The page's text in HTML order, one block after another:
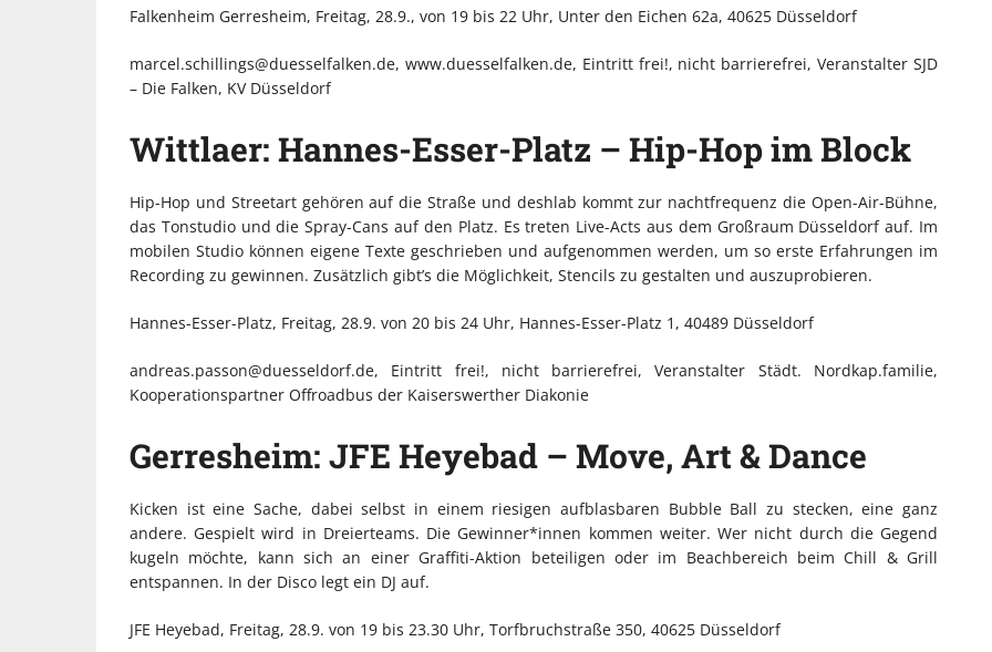
Falkenheim Gerresheim, Freitag, 28.9., von 19 bis 22 Uhr, Unter den Eichen 62a, 40625 Düsseldorf
marcel.schillings@duesselfalken.de, www.duesselfalken.de, Eintritt frei!, nicht barrierefrei, Veranstalter SJD
– Die Falken, KV Düsseldorf
Wittlaer: Hannes-Esser-Platz – Hip-Hop im Block
Hip-Hop und Streetart gehören auf die Straße und deshlab kommt zur nachtfrequenz die Open-Air-Bühne,
das Tonstudio und die Spray-Cans auf den Platz. Es treten Live-Acts aus dem Großraum Düsseldorf auf. Im
mobilen Studio können eigene Texte geschrieben und aufgenommen werden, um so erste Erfahrungen im
Recording zu gewinnen. Zusätzlich gibt’s die Möglichkeit, Stencils zu gestalten und auszuprobieren.
Hannes-Esser-Platz, Freitag, 28.9. von 20 bis 24 Uhr, Hannes-Esser-Platz 1, 40489 Düsseldorf
andreas.passon@duesseldorf.de, Eintritt frei!, nicht barrierefrei, Veranstalter Städt. Nordkap.familie,
Kooperationspartner Offroadbus der Kaiserswerther Diakonie
Gerresheim: JFE Heyebad – Move, Art & Dance
Kicken ist eine Sache, dabei selbst in einem riesigen aufblasbaren Bubble Ball zu stecken, eine ganz
andere. Gespielt wird in Dreierteams. Die Gewinner*innen kommen weiter. Wer nicht durch die Gegend
kugeln möchte, kann sich an einer Graffiti-Aktion beteiligen oder im Beachbereich beim Chill & Grill
entspannen. In der Disco legt ein DJ auf.
JFE Heyebad, Freitag, 28.9. von 19 bis 23.30 Uhr, Torfbruchstraße 350, 40625 Düsseldorf